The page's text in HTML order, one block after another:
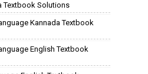
Textbook Solutions
Kannada Textbook
English Textbook